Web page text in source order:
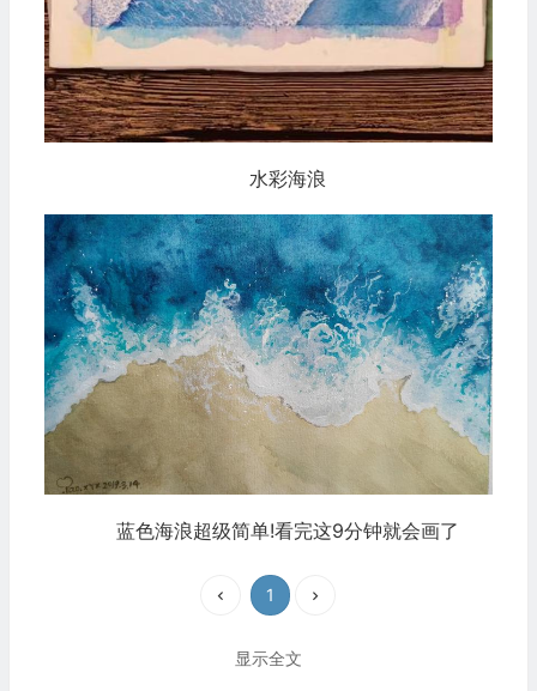
水彩海浪
蓝色海浪超级简单!看完这9分钟就会画了
1
显示全文